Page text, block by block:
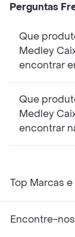
Perguntas
Que
Medley
encontrar
Que
Medley
encontrar
Top Marcas
Encontre-